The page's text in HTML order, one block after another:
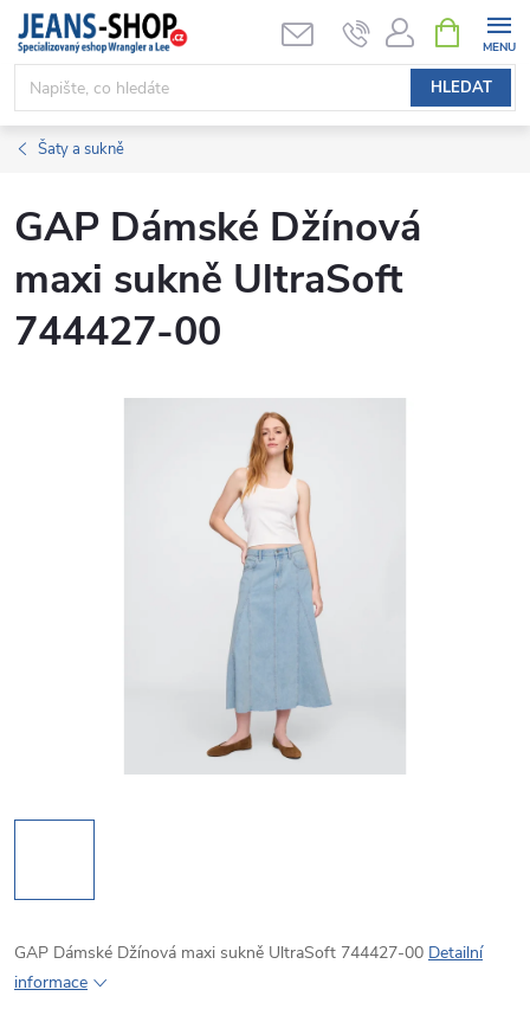
Přejít
obsah
HLEDAT
NÁKUPNÍ
KOŠÍK
Šaty a sukně
GAP Dámské Džínová
maxi sukně UltraSoft
744427-00
GAP Dámské Džínová maxi sukně UltraSoft 744427-00 Detailní
informace